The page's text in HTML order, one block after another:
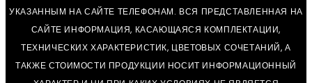
УКАЗАННЫМ НА САЙТЕ ТЕЛЕФОНАМ. ВСЯ ПРЕДСТАВЛЕННАЯ НА
САЙТЕ ИНФОРМАЦИЯ, КАСАЮЩАЯСЯ КОМПЛЕКТАЦИИ,
ТЕХНИЧЕСКИХ ХАРАКТЕРИСТИК, ЦВЕТОВЫХ СОЧЕТАНИЙ, А
ТАКЖЕ СТОИМОСТИ ПРОДУКЦИИ НОСИТ ИНФОРМАЦИОННЫЙ